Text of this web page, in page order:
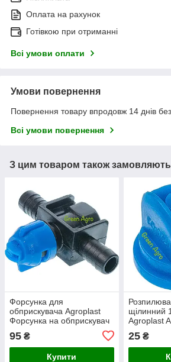
Оплата на рахунок
Готівкою при отриманні
Всі умови оплати
Умови повернення
Повернення товару впродовж 14 днів
Всі умови повернення
З цим товаром також замовляють
Форсунка для
обприскувача Agroplast
Форсунка на обприскувач
обприскувач
95 ₴
Купити
щілинний
Agroplast
25₴